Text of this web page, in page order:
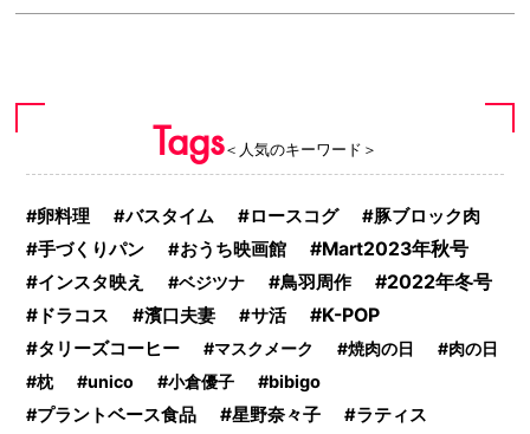
Tags＜人気のキーワード＞
卵料理 バスタイム ロースコグ 豚ブロック肉
手づくりパン おうち映画館
Mart2023年秋号
インスタ映え
ベジツナ 鳥羽周作
2022年冬号
ドラコス
濱口夫妻 サ活
K-POP
タリーズコーヒー
マスクメーク 焼肉の日
肉の日
枕
unico 小倉優子
bibigo
プラントベース食品
星野奈々子 ラティス